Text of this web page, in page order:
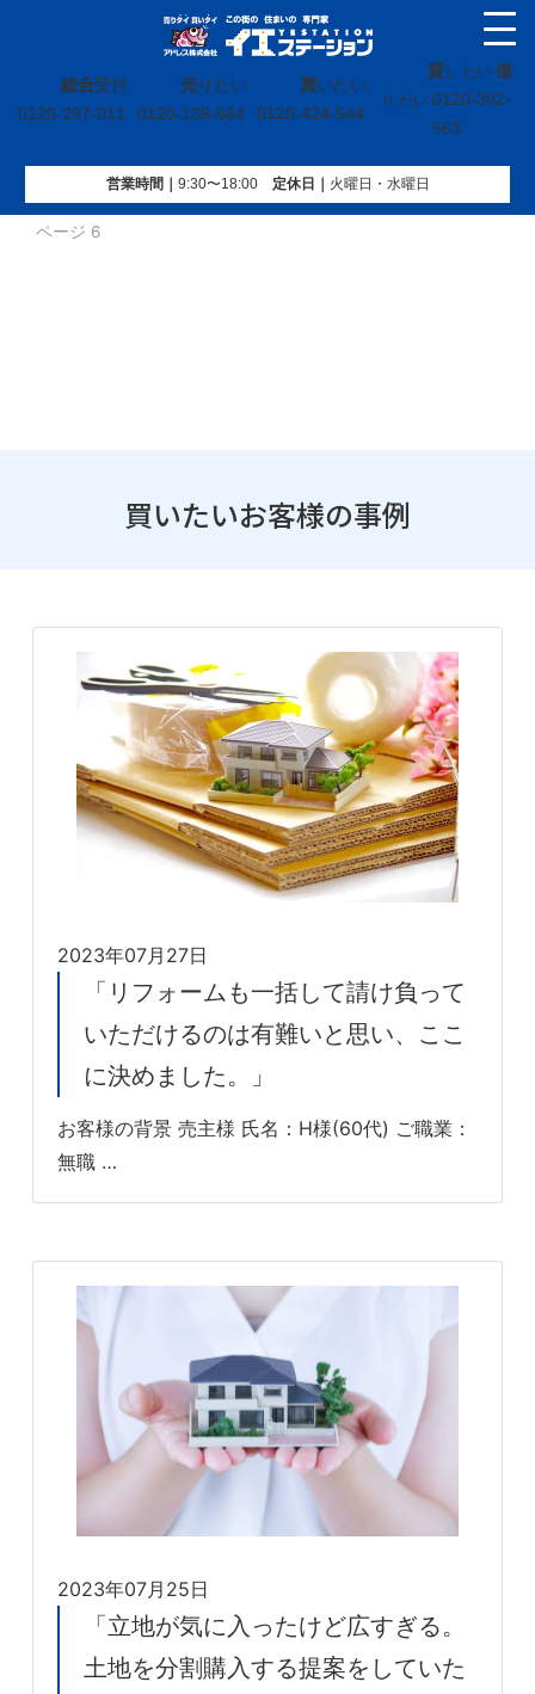
総合受付
0120-297-011
売りたい
0120-139-664
買いたい
0120-424-544
貸し たい 借
り たい 0120-302-
563
営業時間｜ 9:30〜18:00定休⽇｜ 火曜⽇・水曜⽇
イエステーション»お客様の事例»買いたいお客様の事例»
ページ 6
買いたいお客様の事例
2023年07月27日
「リフォームも一括して請け負って
いただけるのは有難いと思い、ここ
に決めました。」
お客様の背景 売主様 氏名：H様(60代) ご職業：
無職 …
2023年07月25日
「立地が気に入ったけど広すぎる。
土地を分割購入する提案をしていた